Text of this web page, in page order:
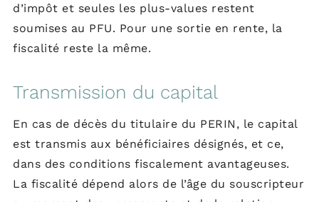
d’impôt et seules les plus-values restent
soumises au PFU. Pour une sortie en rente, la
fiscalité reste la même.
Transmission du capital
En cas de décès du titulaire du PERIN, le capital
est transmis aux bénéficiaires désignés, et ce,
dans des conditions fiscalement avantageuses.
La fiscalité dépend alors de l’âge du souscripteur